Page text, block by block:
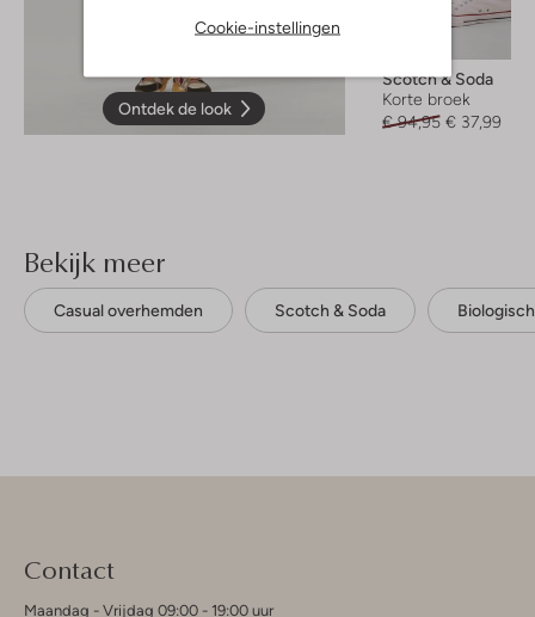
Cookie-instellingen
Ontdek de look
Scotch & Soda
Korte broek
€ 94,95 € 37,99
Bekijk meer
Casual overhemden Scotch & Soda
Contact
Maandag - Vrijdag 09:00 - 19:00 uur